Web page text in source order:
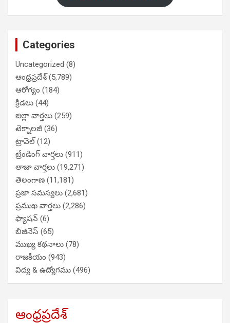
Categories
Uncategorized (8)
ఆంధ్రప్రదేశ్(5,789)
ఆరోగ్యం (184)
క్రీడలు (44)
జిల్లా వార్తలు (259)
టెక్నాలజీ (36)
ట్రావెల్(12)
ట్రేండింగ్ వార్తలు (911)
తాజా వార్తలు (19,271)
తెలంగాణ (11,181)
ప్రజా సమస్యలు (2,681)
ప్రముఖ వార్తలు (2,286)
ఫ్యాషన్ (6)
బిజినెస్ (65)
ముఖ్య కథనాలు (78)
రాజకీయం (943)
విద్య & ఉద్యోగము (496)
ఆంధ్రప్రదేశ్